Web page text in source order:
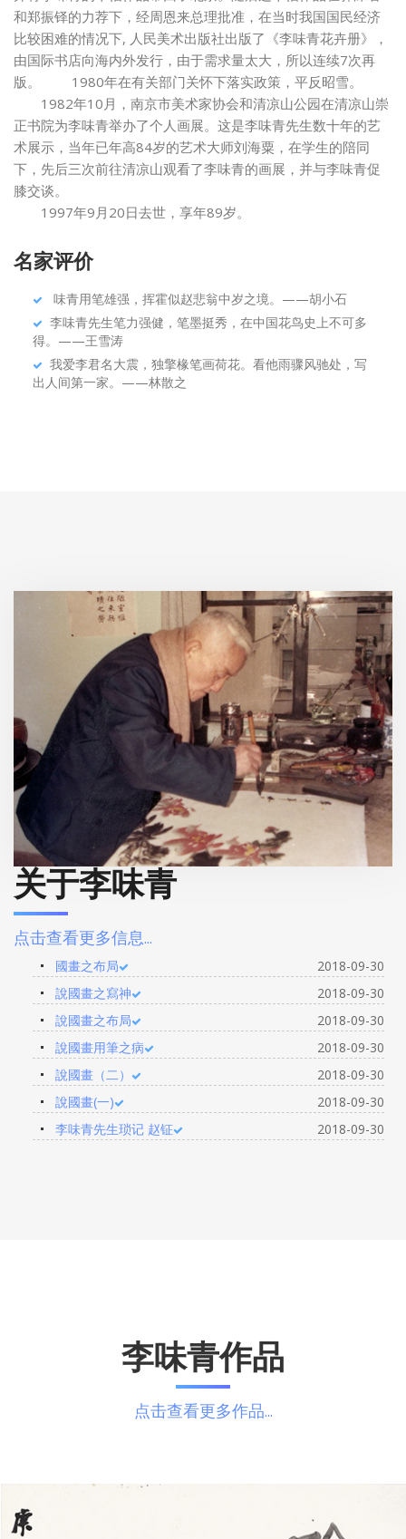
和郑振铎的力荐下，经周恩来总理批准，在当时我国国民经济
比较困难的情况下, 人民美术出版社出版了《李味青花卉册》，
由国际书店向海内外发行，由于需求量太大，所以连续7次再
版。 1980年在有关部门关怀下落实政策，平反昭雪。
1982年10月，南京市美术家协会和清凉山公园在清凉山崇
正书院为李味青举办了个人画展。这是李味青先生数十年的艺
术展示，当年已年高84岁的艺术大师刘海粟，在学生的陪同
下，先后三次前往清凉山观看了李味青的画展，并与李味青促
膝交谈。
1997年9月20日去世，享年89岁。
名家评价
味青用笔雄强，挥霍似赵悲翁中岁之境。——胡小石
李味青先生笔力强健，笔墨挺秀，在中国花鸟史上不可多
得。——王雪涛
我爱李君名大震，独擎椽笔画荷花。看他雨骤风驰处，写
出人间第一家。——林散之
关于李味青
点击查看更多信息...
國畫之布局
2018-09-30
說國畫之寫神
2018-09-30
說國畫之布局
2018-09-30
說國畫用筆之病
2018-09-30
說國畫（二）
2018-09-30
說國畫(一)
2018-09-30
李味青先生琐记 赵钲
2018-09-30
李味青作品
点击查看更多作品...